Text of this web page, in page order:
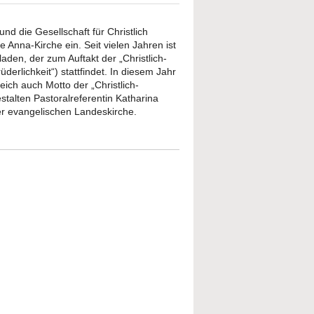
die Gesellschaft für Christlich
Anna-Kirche ein. Seit vielen Jahren ist
der zum Auftakt der „Christlich-
stattfindet. In diesem Jahr
auch Motto der „Christlich-
Pastoralreferentin Katharina
evangelischen Landeskirche.